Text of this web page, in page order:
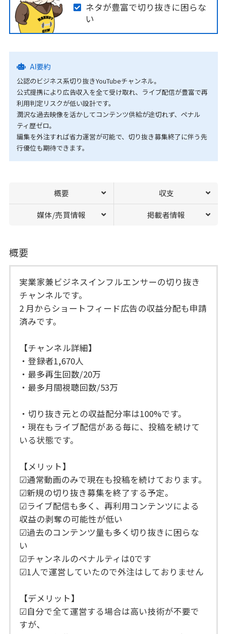
ネタが豊富で切り抜きに困らな
い
AI要約
公認のビジネス系切り抜きYouTubeチャンネル。
公式提携により広告収入を全て受け取れ、ライブ配信が豊富で再
利用判定リスクが低い設計です。
潤沢な過去映像を活かしてコンテンツ供給が途切れず、ペナル
ティ歴ゼロ。
編集を外注すれば省力運営が可能で、切り抜き募集終了に伴う先
行優位も期待できます。
概要 収支
媒体/売買情報 掲載者情報
概要
実業家兼ビジネスインフルエンサーの切り抜き
チャンネルです。
2 月からショートフィード広告の収益分配も申請
済みです。
【チャンネル詳細】
・登録者1,670人
・最多再生回数/20万
・最多月間視聴回数/53万
・切り抜き元との収益配分率は100%です。
・現在もライブ配信がある毎に、投稿を続けて
いる状態です。
【メリット】
☑通常動画のみで現在も投稿を続けております。
☑新規の切り抜き募集を終了する予定。
☑ライブ配信も多く、再利用コンテンツによる
収益の剥奪の可能性が低い
☑過去のコンテンツ量も多く切り抜きに困らな
い
☑チャンネルのペナルティは0です
☑1人で運営していたので外注はしておりません
【デメリット】
☑自分で全て運営する場合は高い技術が不要で
すが、